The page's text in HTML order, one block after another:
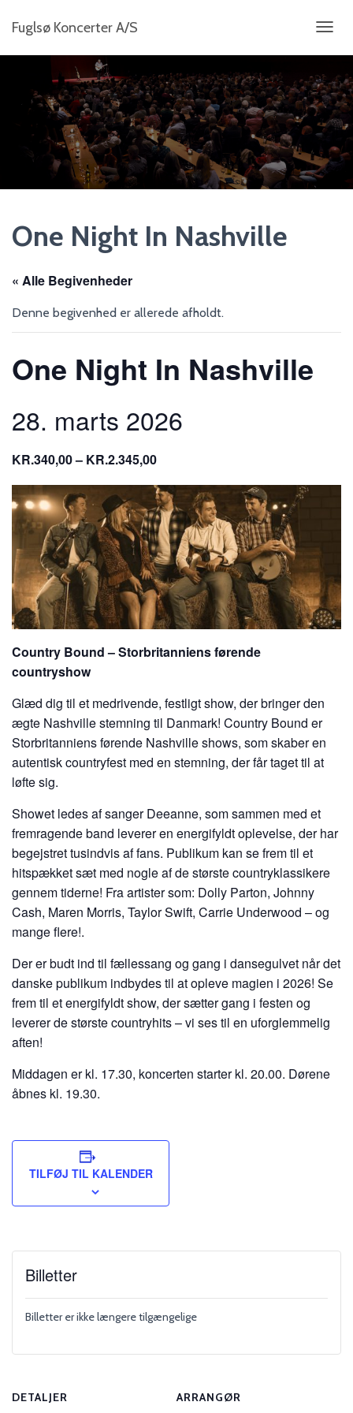
Fuglsø Koncerter A/S
K
F
T
A
I
G
A
One Night In Nashville
« Alle Begivenheder
Denne begivenhed er allerede afholdt.
One Night In Nashville
28. marts 2026
KR.340,00 – KR.2.345,00
Country Bound – Storbritanniens førende
countryshow
Glæd dig til et medrivende, festligt show, der bringer den
ægte Nashville stemning til Danmark! Country Bound er
Storbritanniens førende Nashville shows, som skaber en
autentisk countryfest med en stemning, der får taget til at
løfte sig.
Showet ledes af sanger Deeanne, som sammen med et
fremragende band leverer en energifyldt oplevelse, der har
begejstret tusindvis af fans. Publikum kan se frem til et
hitspækket sæt med nogle af de største countryklassikere
gennem tiderne! Fra artister som: Dolly Parton, Johnny
Cash, Maren Morris, Taylor Swift, Carrie Underwood – og
mange flere!.
Der er budt ind til fællessang og gang i dansegulvet når det
danske publikum indbydes til at opleve magien i 2026! Se
frem til et energifyldt show, der sætter gang i festen og
leverer de største countryhits – vi ses til en uforglemmelig
aften!
Middagen er kl. 17.30, koncerten starter kl. 20.00. Dørene
åbnes kl. 19.30.
TILFØJ TIL KALENDER
DETALJER ARRANGØR
Billetter
Billetter er ikke længere tilgængelige